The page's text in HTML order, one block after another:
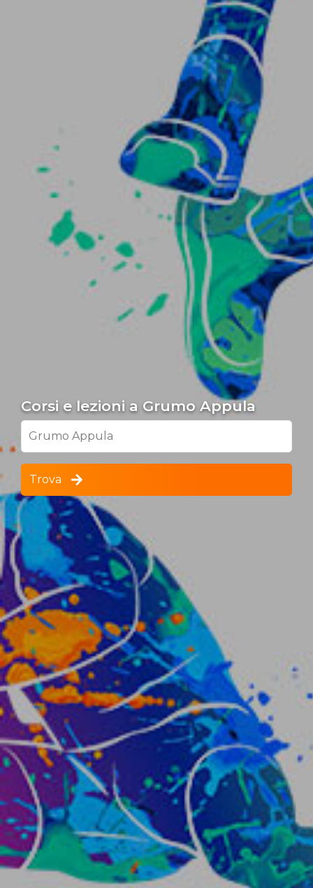
Corsi e lezioni a Grumo Appula
Grumo Appula
Trova